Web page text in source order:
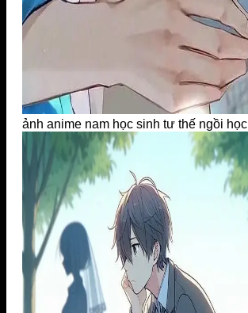
ảnh anime nam học sinh tư thế ngồi học